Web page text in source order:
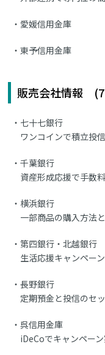
愛媛信用金庫
東予信用金庫
販売会社情報
七十七銀行
ワンコインで積立投
千葉銀行
資産形成応援で手数
横浜銀行
一部商品の購入方法
第四銀行・北越銀行
生活応援キャンペー
長野銀行
定期預金と投信のセ
呉信用金庫
iDeCoでキャンペー